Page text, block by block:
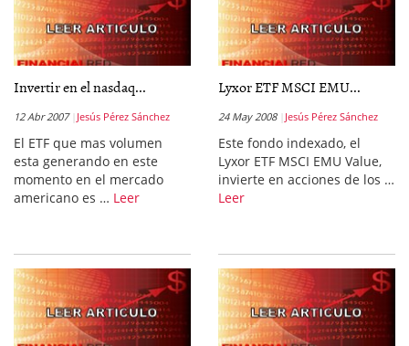
Invertir en el nasdaq...
12 Abr 2007 Jesús Pérez Sánchez
El ETF que mas volumen
esta generando en este
momento en el mercado
americano es … Leer
Lyxor ETF MSCI EMU...
24 May 2008 Jesús Pérez Sánchez
Este fondo indexado, el
Lyxor ETF MSCI EMU Value,
invierte en acciones de los …
Leer